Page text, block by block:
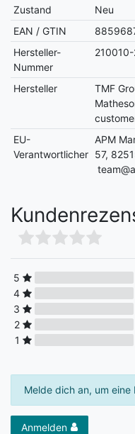
Zustand
Neu
EAN / GTIN
Hersteller-
Nummer
Hersteller
TMF
EU-
Verantwortlicher
APM
57,
5
4
3
2
1
Melde dich an, um
Anmelden